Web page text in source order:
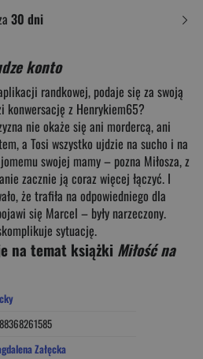
30 dni
konto
randkowej, podaje się za swoją
konwersację z Henrykiem65?
nie okaże się ani mordercą, ani
a Tosi wszystko ujdzie na sucho i na
swojej mamy – pozna Miłosza, z
zacznie ją coraz więcej łączyć. I
że trafiła na odpowiedniego dla
się Marcel – były narzeczony.
sytuację.
na temat książki Miłość na
Załęcka